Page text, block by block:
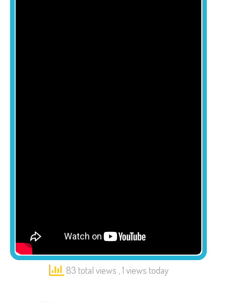
83 total views , 1 views today